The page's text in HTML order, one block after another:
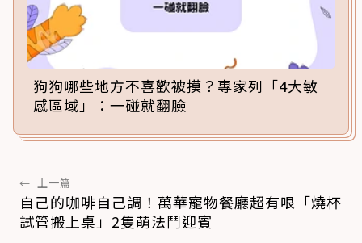
狗狗哪些地方不喜歡被摸？專家列「4大敏
感區域」：一碰就翻臉
← 上一篇
自己的咖啡自己調！萬華寵物餐廳超有哏「燒杯
試管搬上桌」2隻萌法鬥迎賓